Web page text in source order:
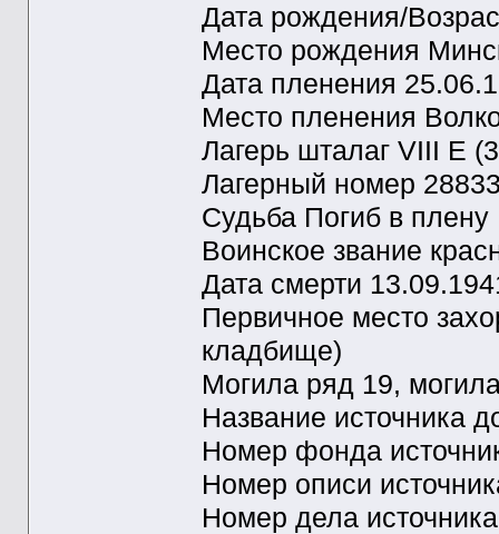
Дата рождения/
Место рождения
Дата пленения
Место пленения
Лагерь шталаг VIII E
Лагерный номер
Судьба Погиб в плену
Воинское звание
Дата смерти
Первичное место
кладбище)
Могила ряд 19,
Название источника
Номер фонда
Номер описи
Номер дела